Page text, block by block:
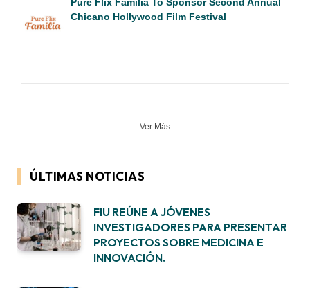
Chicano Hollywood Film Festival
Ver Más
ÚLTIMAS NOTICIAS
FIU REÚNE A JÓVENES
INVESTIGADORES PARA PRESENTAR
PROYECTOS SOBRE MEDICINA E
INNOVACIÓN.